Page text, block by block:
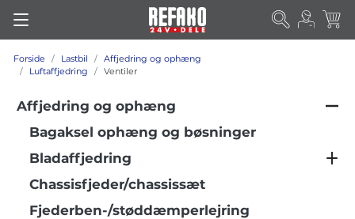
Forside Lastbil
Affjedring og ophæng
Luftaffjedring
Ventiler
Affjedring og ophæng
Bagaksel ophæng og bøsninger
Bladaffjedring
Chassisfjeder/chassissæt
Fjederben-/støddæmperlejring